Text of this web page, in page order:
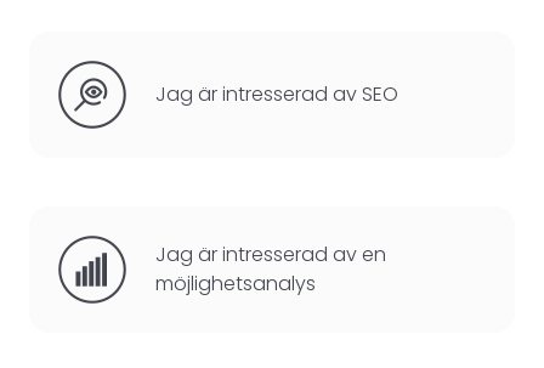
Jag är intresserad av SEO
Jag är intresserad av en
möjlighetsanalys